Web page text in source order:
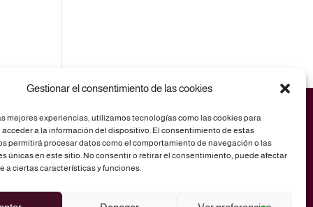
Gestionar el consentimiento de las cookies
mejores experiencias, utilizamos tecnologías como las cookies para
a la información del dispositivo. El consentimiento de estas
permitirá procesar datos como el comportamiento de navegación o las
únicas en este sitio. No consentir o retirar el consentimiento, puede afectar
a ciertas características y funciones.